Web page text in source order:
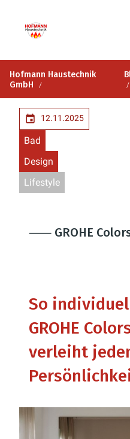
Hofmann Haustechnik
GmbH
12.11.2025
Bad
Design
Lifestyle
⸺ GROHE
So
GROHE
verleiht